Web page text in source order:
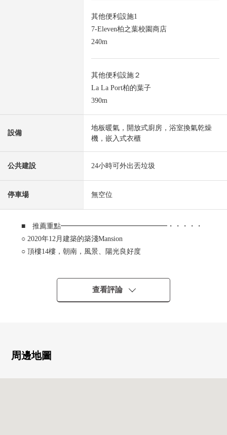
其他便利設施1
7-Eleven柏之葉校園商店
240m
其他便利設施２
La La Port柏的葉子
390m
設備
地板暖氣，開放式廚房，浴室換氣乾燥
機，嵌入式衣櫃
公共建設 24小時可外出丟垃圾
停車場 無空位
■ 推薦重點━━━━━━━━━━━━━━━・・・・・
○ 2020年12月建築的築淺Mansion
○ 頂樓14樓，朝南，風景、陽光良好度
○ 65.49平方公尺的2LDK
○ 對家族的東西的談得非常起勁的開放式廚房
○ 地板暖氣TES溫水式在客廳飯廳
○ 甚至外出中便於的宅配保管櫃有
查看評論
周邊地圖